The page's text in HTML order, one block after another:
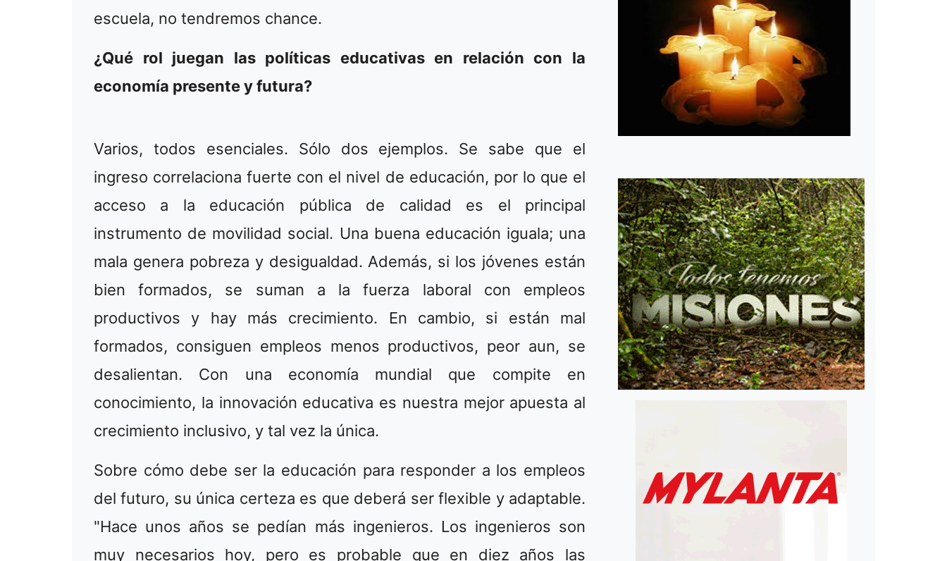
escuela, no tendremos chance.
¿Qué rol juegan las políticas educativas en relación con la
economía presente y futura?
Varios, todos esenciales. Sólo dos ejemplos. Se sabe que el
ingreso correlaciona fuerte con el nivel de educación, por lo que el
acceso a la educación pública de calidad es el principal
instrumento de movilidad social. Una buena educación iguala; una
mala genera pobreza y desigualdad. Además, si los jóvenes están
bien formados, se suman a la fuerza laboral con empleos
productivos y hay más crecimiento. En cambio, si están mal
formados, consiguen empleos menos productivos, peor aun, se
desalientan. Con una economía mundial que compite en
conocimiento, la innovación educativa es nuestra mejor apuesta al
crecimiento inclusivo, y tal vez la única.
Sobre cómo debe ser la educación para responder a los empleos
del futuro, su única certeza es que deberá ser flexible y adaptable.
"Hace unos años se pedían más ingenieros. Los ingenieros son
muy necesarios hoy, pero es probable que en diez años las